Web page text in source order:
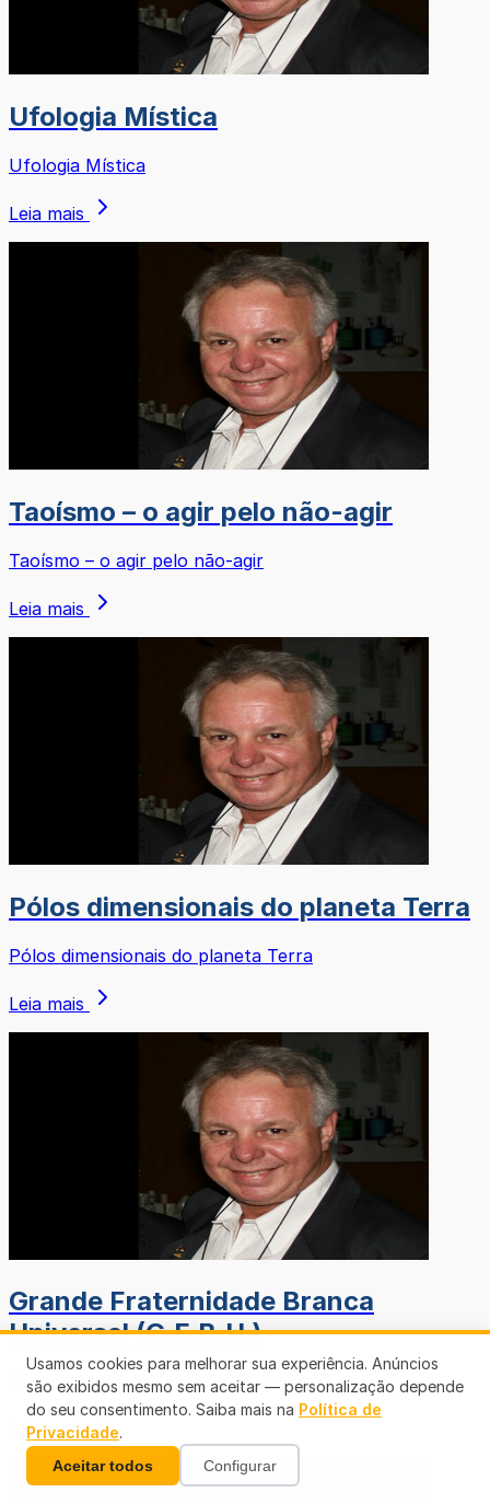
Ufologia Mística
Ufologia Mística
Leia mais
Taoísmo – o agir pelo não-agir
Taoísmo – o agir pelo não-agir
Leia mais
Pólos dimensionais do planeta Terra
Pólos dimensionais do planeta Terra
Leia mais
Grande Fraternidade Branca
Universal (G.F.B.U.)
Grande Fraternidade Branca Universal (G.F.B.U.)
Leia mais
Usamos cookies para melhorar sua experiência. Anúncios
são exibidos mesmo sem aceitar — personalização depende
do seu consentimento. Saiba mais na Política de
Privacidade.
Aceitar todos Configurar